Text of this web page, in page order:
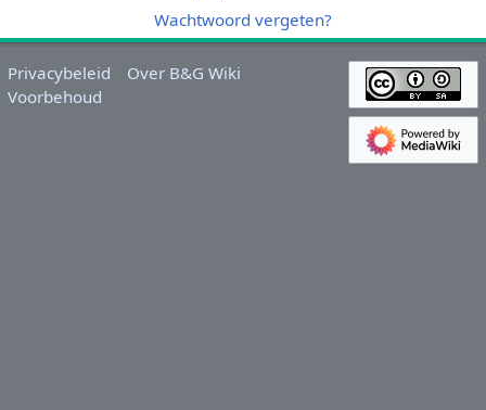
Wachtwoord vergeten?
Privacybeleid
Over B&G Wiki
Voorbehoud